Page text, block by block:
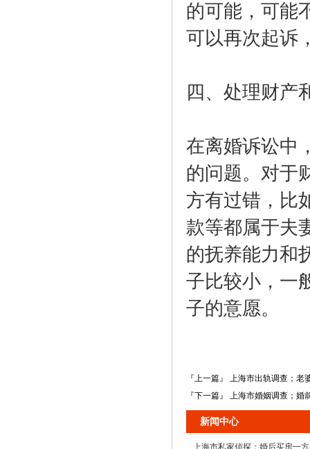
的可能，可能
可以再次起诉
四、处理财产
在离婚诉讼中
的问题。对于
方有过错，比
款等都属于夫
的抚养能力和
子比较小，一
子的意愿。
『上一篇』 上海市出轨调查；
『下一篇』 上海市婚姻调查；
新闻中心
上海市私家侦探；婚后买房一